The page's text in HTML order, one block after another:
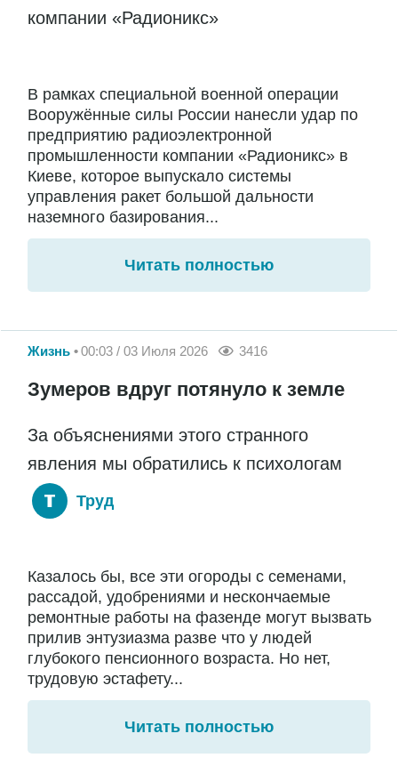
компании «Радионикс»
В рамках специальной военной операции
Вооружённые силы России нанесли удар по
предприятию радиоэлектронной
промышленности компании «Радионикс» в
Киеве, которое выпускало системы
управления ракет большой дальности
наземного базирования...
Читать полностью
Жизнь 00:03 / 03 Июля 2026 3416
Зумеров вдруг потянуло к земле
За объяснениями этого странного
явления мы обратились к психологам
Труд
Казалось бы, все эти огороды с семенами,
рассадой, удобрениями и нескончаемые
ремонтные работы на фазенде могут вызвать
прилив энтузиазма разве что у людей
глубокого пенсионного возраста. Но нет,
трудовую эстафету...
Читать полностью